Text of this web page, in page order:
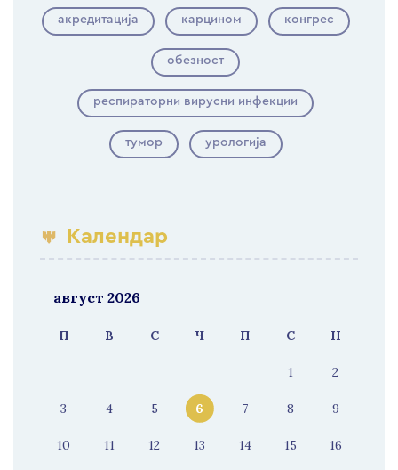
акредитација карцином конгрес
обезност
респираторни вирусни инфекции
тумор урологија
Календар
август 2026
П В С Ч П С Н
1 2
3 4 5 6 7 8 9
10 11 12 13 14 15 16